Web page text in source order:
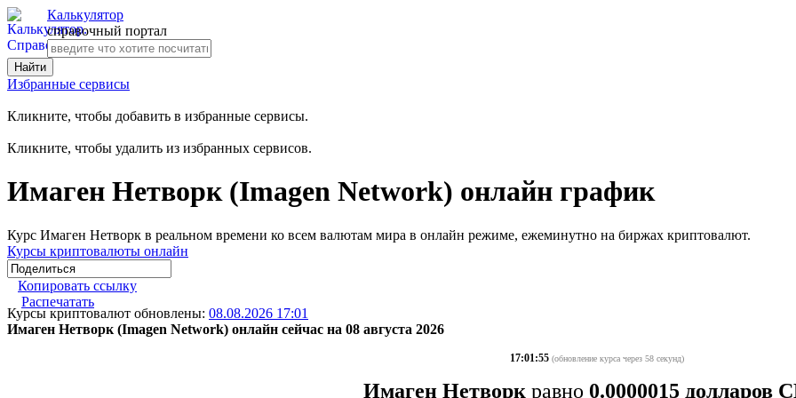
Калькулятор
справочный портал
Избранные сервисы
Кликните, чтобы добавить в избранные сервисы.
Кликните, чтобы удалить из избранных сервисов.
Имаген Нетворк (Imagen Network) онлайн график
Курс Имаген Нетворк в реальном времени ко всем валютам мира в онлайн режиме, ежеминутно на биржах криптовалют.
Курсы криптовалюты онлайн
Копировать ссылку
Распечатать
Курсы криптовалют обновлены: 08.08.2026 17:01
Имаген Нетворк (Imagen Network) онлайн сейчас на 08 августа 2026
17:01:55 (обновление курса через 58 секунд)
Имаген Нетворк равно 0.0000015 долларов